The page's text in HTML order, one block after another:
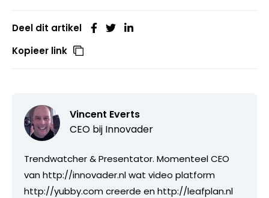
Deel dit artikel
Kopieer link
Vincent Everts
CEO bij Innovader
Trendwatcher & Presentator. Momenteel CEO
van http://innovader.nl wat video platform
http://yubby.com creerde en http://leafplan.nl